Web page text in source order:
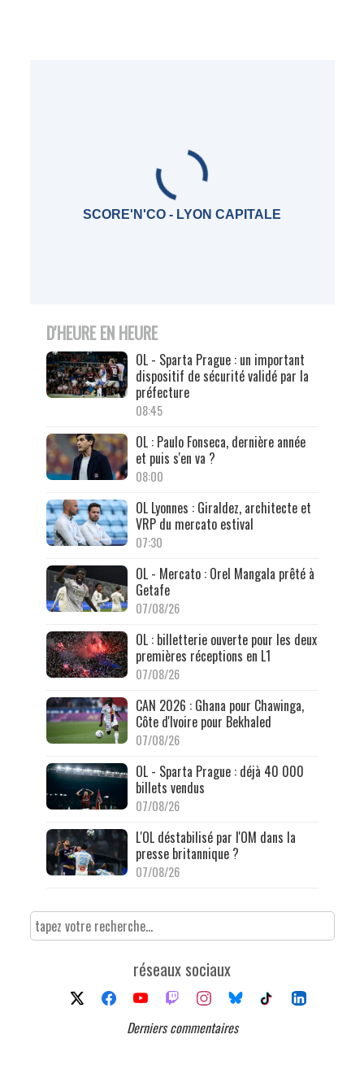
SCORE'N'CO - LYON CAPITALE
D'HEURE EN HEURE
OL - Sparta Prague : un important
dispositif de sécurité validé par la
préfecture
08:45
OL : Paulo Fonseca, dernière année
et puis s'en va ?
08:00
OL Lyonnes : Giraldez, architecte et
VRP du mercato estival
07:30
OL - Mercato : Orel Mangala prêté à
Getafe
07/08/26
OL : billetterie ouverte pour les deux
premières réceptions en L1
07/08/26
CAN 2026 : Ghana pour Chawinga,
Côte d'Ivoire pour Bekhaled
07/08/26
OL - Sparta Prague : déjà 40 000
billets vendus
07/08/26
L'OL déstabilisé par l'OM dans la
presse britannique ?
07/08/26
réseaux sociaux
Derniers commentaires